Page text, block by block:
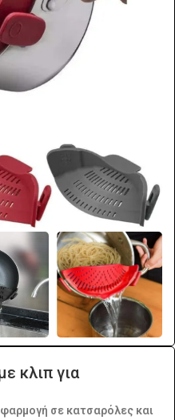
κλιπ για
σε κατσαρόλες και